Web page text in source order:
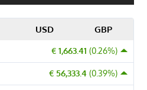
USD GBP
€ 1,663.41 (0.26%)
€ 56,333.4 (0.39%)